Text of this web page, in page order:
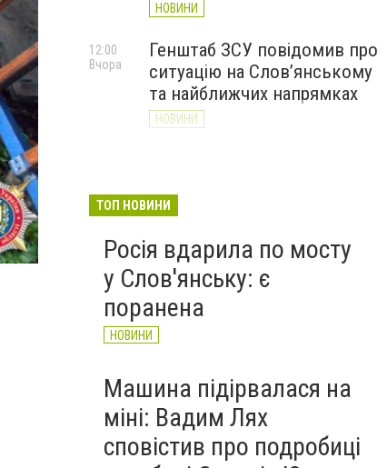
В Донецкой области за два месяца изъяли
НОВИНИ
Генштаб ЗСУ повідомив про
ситуацію на Слов’янському
та найближчих напрямках
НОВИНИ
12:00
Вчора
великої війни: 7 серпня
ТОП НОВИНИ
Росія вдарила по мосту
у Слов'янську: є
поранена
НОВИНИ
Машина підірвалася на
міні: Вадим Лях
сповістив про подробиці